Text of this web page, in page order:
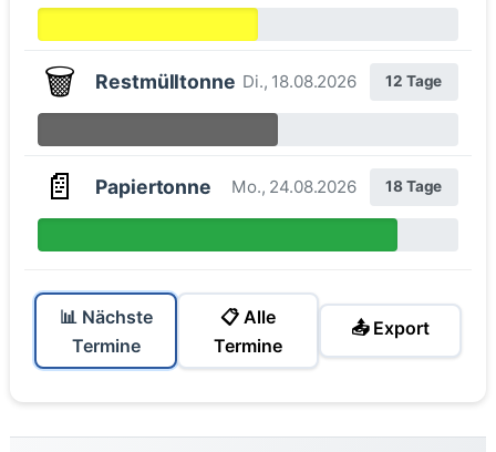
🗑️ Restmülltonne Di., 18.08.2026 12 Tage
📄 Papiertonne Mo., 24.08.2026 18 Tage
📊 Nächste
Termine
📋 Alle
Termine
📤 Export